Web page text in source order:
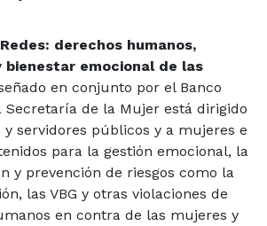
derechos humanos,
bienestar emocional de las
en conjunto por el Banco
Secretaría de la Mujer está dirigido
y servidores públicos y a mujeres e
para la gestión emocional, la
y prevención de riesgos como la
las VBG y otras violaciones de
en contra de las mujeres y